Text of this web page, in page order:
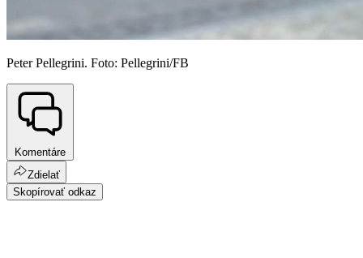
Peter Pellegrini. Foto: Pellegrini/FB
Komentáre
Zdielať
Skopírovať odkaz